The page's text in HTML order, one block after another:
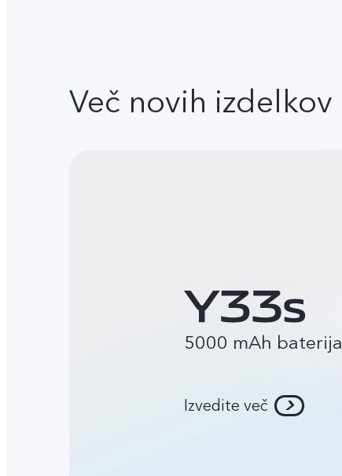
Več novih izdelkov
5000 mAh baterija
Izvedite več